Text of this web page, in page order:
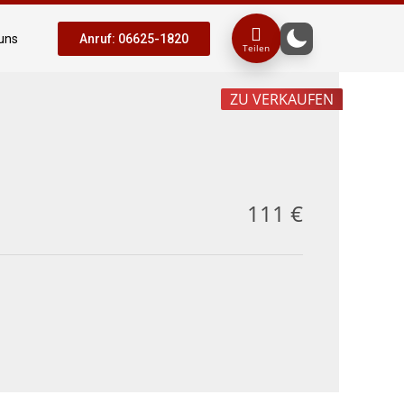
Anruf: 06625-1820
Teilen
ZU VERKAUFEN
111 €